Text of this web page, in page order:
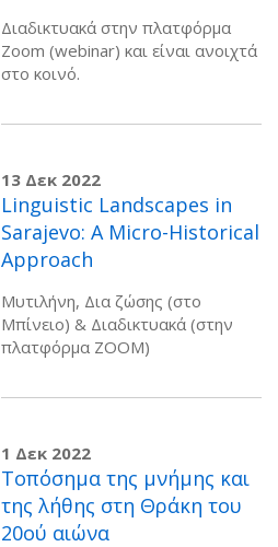
Διαδικτυακά στην πλατφόρμα
Zoom (webinar) και είναι ανοιχτά
στο κοινό.
13 Δεκ 2022
Linguistic Landscapes in
Sarajevo: A Micro-Historical
Approach
Μυτιλήνη, Δια ζώσης (στο
Μπίνειο) & Διαδικτυακά (στην
πλατφόρμα ZOOM)
1 Δεκ 2022
Τοπόσημα της μνήμης και
της λήθης στη Θράκη του
20ού αιώνα